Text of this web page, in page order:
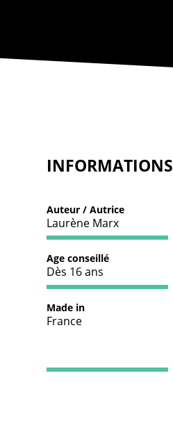
INFORMATIONS
Auteur / Autrice
Laurène Marx
Age conseillé
Dès 16 ans
Made in
France